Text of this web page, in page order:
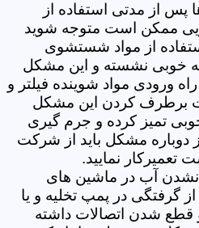
پس از مدتی استفاده از
ممکن است متوجه شوید
از مواد شستشوی
خوبی نشسته و این مشکل
ورودی مواد شوینده فیلتر و
برطرف کردن این مشکل
تمیز کرده و جرم گیری
دوباره مشکل باید از شرکت
نمایید.
نشدن آب در ماشین های
گرفتگی در پمپ تخلیه و یا
قطع شدن اتصالات داشته